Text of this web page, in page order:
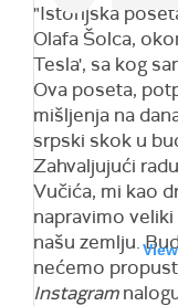
"Istorijska
Olafa Šolca,
Tesla', sa kog
Ova poseta,
mišljenja na
srpski skok u
Zahvaljujući
Vučića, mi kao
napravimo
našu zemlju.
nećemo
Instagram